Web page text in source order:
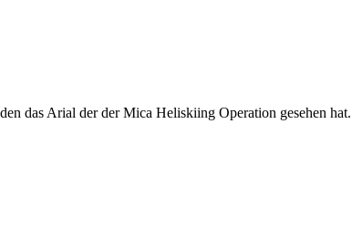
das Arial der der Mica Heliskiing Operation gesehen hat.